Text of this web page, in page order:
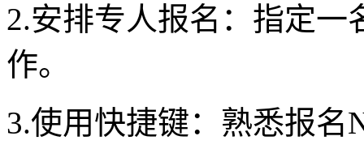
2.安排专人报名：指定
作。
3.使用快捷键：熟悉报名